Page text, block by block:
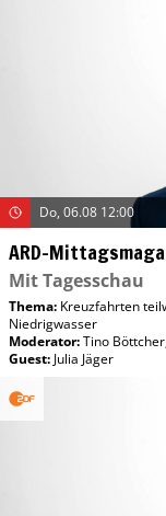
Do, 06.08 12:00
ARD-
Mit Tagesschau
Thema: Kreuzfahrten
Niedrigwasser
Moderator:Tino Böttcher
Guest: Julia Jäger